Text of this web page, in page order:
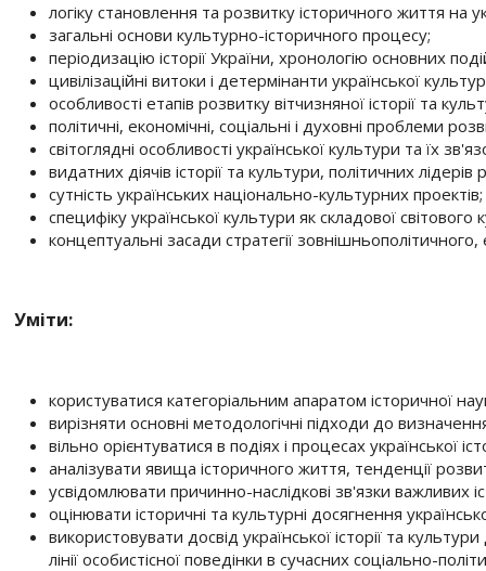
логіку становлення та розвитку історичного життя на
загальні основи культурно-історичного процесу;
періодизацію історії України, хронологію основних
цивілізаційні витоки і детермінанти української
особливості етапів розвитку вітчизняної історії та
політичні, економічні, соціальні і духовні проблеми
світоглядні особливості української культури та їх
видатних діячів історії та культури, політичних лідерів
сутність українських національно-культурних проектів;
специфіку української культури як складової
концептуальні засади стратегії
Уміти:
користуватися категоріальним апаратом історичної
вирізняти основні методологічні підходи до
вільно орієнтуватися в подіях і процесах української
аналізувати явища історичного життя, тенденції
усвідомлювати причинно-наслідкові зв'язки важливих
оцінювати історичні та культурні досягнення
використовувати досвід української історії та
лінії особистісної поведінки в сучасних соціально-